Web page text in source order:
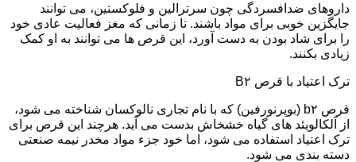
داروهای ضدافسردگی چون سرترالین و فلوکستین، می توانند
جایگزین خوبی برای مواد باشند. تا زمانی که مغز فعالیت عادی خود
را برای شاد بودن به دست آورد، این قرص ها می توانند به او کمک
زیادی بکنند.
ترک اعتیاد با قرص B۲
قرص b۲ (بوپرنورفین) که با نام تجاری نالوکسان شناخته می شود،
از آلکالویئد های گیاه خشخاش بدست می آید. هرچند این قرص برای
ترک اعتیاد استفاده می شود، اما خود جزء مواد مخدر نیمه صنعتی
دسته بندی می شود.